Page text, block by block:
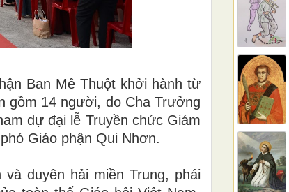
Ban Mê Thuột khởi hành từ
gồm 14 người, do Cha Trưởng
dự đại lễ Truyền chức Giám
Giáo phận Qui Nhơn.
duyên hải miền Trung, phái